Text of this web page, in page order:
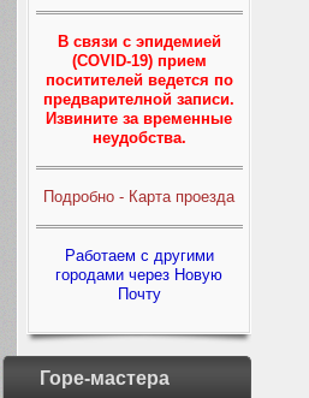
В связи с эпидемией
(COVID-19) прием
поситителей ведется по
предварителной записи.
Извините за временные
неудобства.
Подробно - Карта проезда
Работаем с другими
городами через Новую
Почту
Горе-мастера